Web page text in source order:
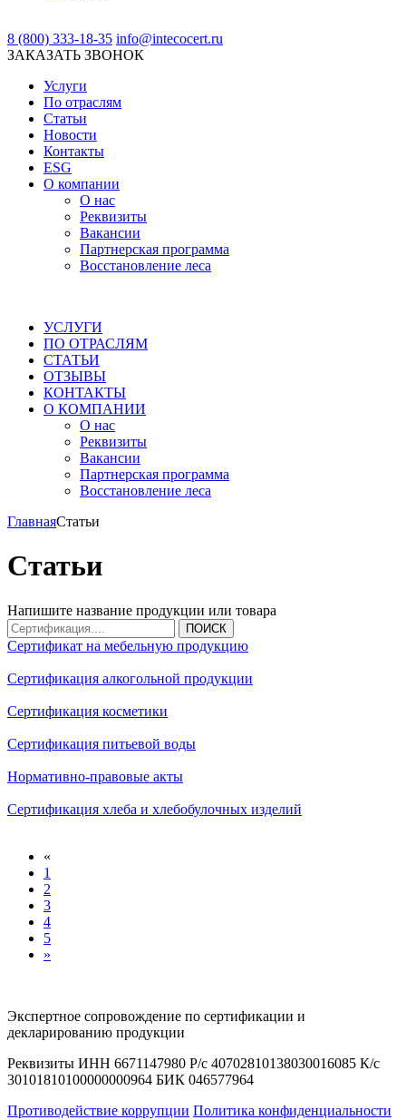
8 (800) 333-18-35 info@intecocert.ru
ЗАКАЗАТЬ ЗВОНОК
Услуги
По отраслям
Статьи
Новости
Контакты
ESG
О компании
О нас
Реквизиты
Вакансии
Партнерская программа
Восстановление леса
УСЛУГИ
ПО ОТРАСЛЯМ
СТАТЬИ
ОТЗЫВЫ
КОНТАКТЫ
О КОМПАНИИ
О нас
Реквизиты
Вакансии
Партнерская программа
Восстановление леса
ГлавнаяСтатьи
Статьи
Напишите название продукции или товара
ПОИСК
Сертификат на мебельную продукцию
Сертификация алкогольной продукции
Сертификация косметики
Сертификация питьевой воды
Нормативно-правовые акты
Сертификация хлеба и хлебобулочных изделий
«
1
2
3
4
5
»
Экспертное сопровождение по сертификации и
декларированию продукции
Реквизиты ИНН 6671147980 Р/с 40702810138030016085 К/с
30101810100000000964 БИК 046577964
Противодействие коррупции Политика конфиденциальности